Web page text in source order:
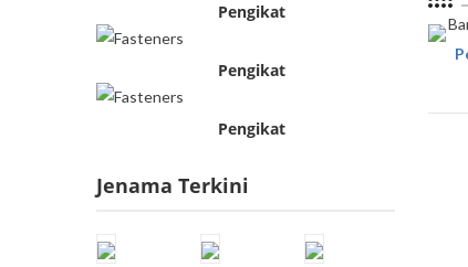
Pengikat
Pengikat
Pengikat
Jenama Terkini